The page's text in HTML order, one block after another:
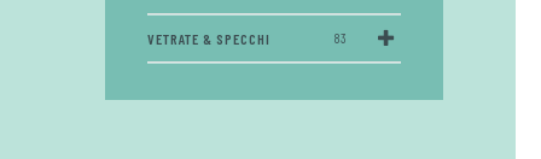
VETRATE & SPECCHI 83